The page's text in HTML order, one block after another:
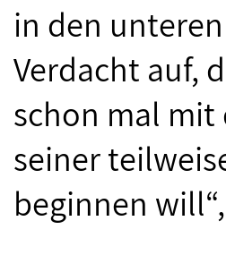
in den
Verdacht auf,
schon mal mit
seiner
beginnen